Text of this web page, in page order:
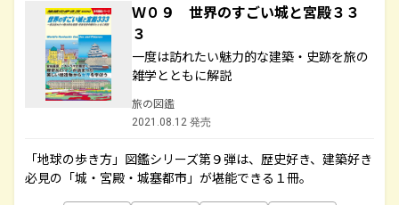
Ｗ０９ 世界のすごい城と宮殿３３
３
一度は訪れたい魅力的な建築・史跡を旅の
雑学とともに解説
旅の図鑑
2021.08.12 発売
「地球の歩き方」図鑑シリーズ第９弾は、歴史好き、建築好き
必見の「城・宮殿・城塞都市」が堪能できる１冊。